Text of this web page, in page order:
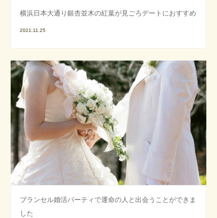
横浜日本大通り銀杏並木の紅葉が見ごろデートにおすすめ
2021.11.25
ブランセル婚活パーティで運命の人と出会うことができま
した